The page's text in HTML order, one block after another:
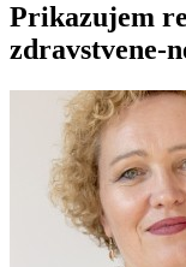
Prikazujem
zdravstvene-